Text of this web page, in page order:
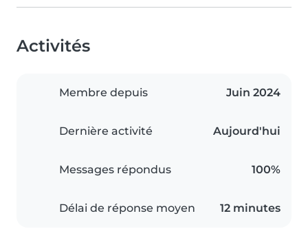
Activités
Membre depuis Juin 2024
Dernière activité Aujourd'hui
Messages répondus 100%
Délai de réponse moyen 12 minutes